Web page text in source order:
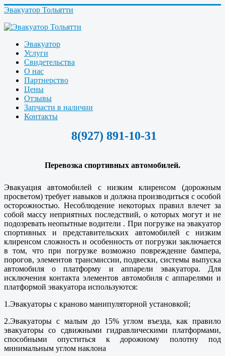
Эвакуатор Тольятти
Эвакуатор
Услуги
Свидетельства
О нас
Партнерство
Цены
Отзывы
Запчасти в наличии
Контакты
8(927) 891-10-31
Перевозка спортивных автомобилей.
Эвакуация автомобилей с низким клиренсом (дорожным
просветом) требует навыков и должна производиться с особой
осторожностью. Несоблюдение некоторых правил влечет за
собой массу неприятных последствий, о которых могут и не
подозревать неопытные водители . При погрузке на эвакуатор
спортивных и представительских автомобилей с низким
клиренсом сложность и особенность от погрузки заключается
в том, что при погрузке возможно повреждение бампера,
порогов, элементов трансмиссии, подвески, системы выпуска
автомобиля о платформу и аппарели эвакуатора. Для
исключения контакта элементов автомобиля с аппарелями и
платформой эвакуатора используются:
1.Эвакуаторы с краново манипуляторной установкой;
2.Эвакуаторы с малым до 15% углом въезда, как правило
эвакуаторы со сдвижными гидравлическими платформами,
способными опуститься к дорожному полотну под
минимальным углом наклона